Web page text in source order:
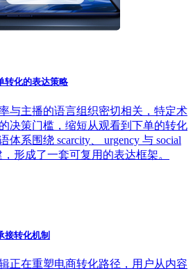
转化的表达策略
与主播的语言组织密切相关，特定术
决策门槛，缩短从观看到下单的转化
体系围绕 scarcity、 urgency 与 social
形成了一套可复用的表达框架。
接转化机制
正在重塑电商转化路径，用户从内容